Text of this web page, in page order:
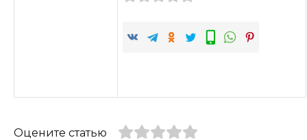
Оцените статью